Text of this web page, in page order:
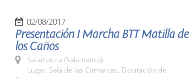
02/08/2017
Presentación I Marcha BTT Matilla de
los Caños
Salamanca (Salamanca)
Lugar: Sala de las Comarcas. Diputación de